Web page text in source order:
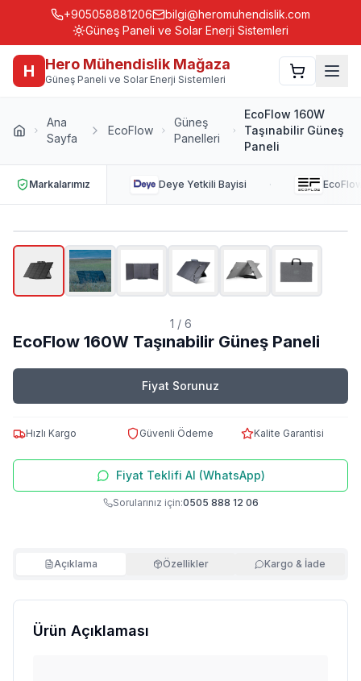
+905058881206
bilgi@heromuhendislik.com
Güneş Paneli ve Solar Enerji Sistemleri
H Hero Mühendislik Mağaza
Güneş Paneli ve Solar Enerji Sistemleri
Ana
Sayfa
EcoFlow
Güneş
Panelleri
EcoFlow 160W
Taşınabilir Güneş
Paneli
Markalarımız Deye Yetkili Bayisi ·
1 / 6
EcoFlow 160W Taşınabilir Güneş Paneli
Fiyat Sorunuz
Hızlı Kargo Güvenli Ödeme Kalite Garantisi
Fiyat Teklifi Al (WhatsApp)
Sorularınız için:0505 888 12 06
Açıklama Özellikler Kargo & İade
Ürün Açıklaması